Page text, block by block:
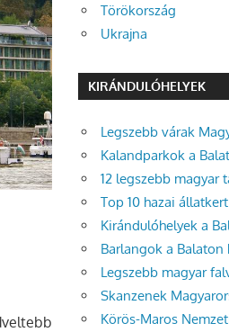
Törökország
Ukrajna
KIRÁNDULÓHELYEK
Legszebb várak
Kalandparkok a
12 legszebb magyar
Top 10 hazai állatkert
Kirándulóhelyek a
Barlangok a Balaton
Legszebb magyar
Skanzenek
Körös-Maros